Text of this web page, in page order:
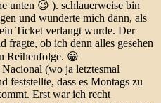
unten 😉 ). schlauerweise bin
und wunderte mich dann, als
Ticket verlangt wurde. Der
fragte, ob ich denn alles gesehen
Reihenfolge. 😀
(wo ja letztesmal
feststellte, dass es Montags zu
Erst war ich recht